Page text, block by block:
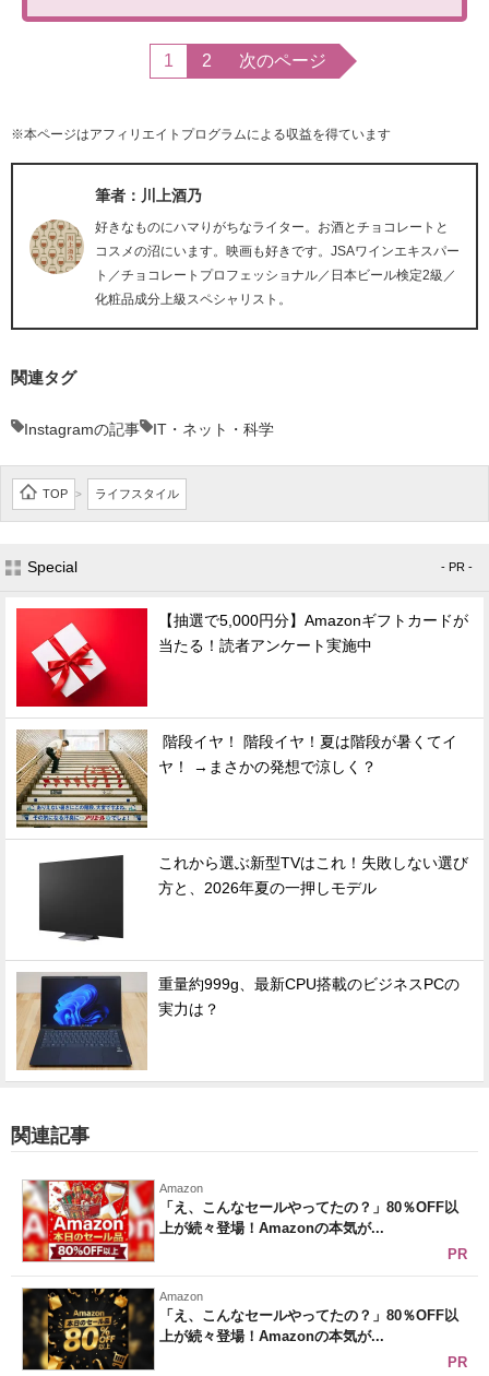
1 2 次のページ
※本ページはアフィリエイトプログラムによる収益を得ています
筆者：川上酒乃
好きなものにハマりがちなライター。お酒とチョコレートと
コスメの沼にいます。映画も好きです。JSAワインエキスパー
ト／チョコレートプロフェッショナル／日本ビール検定2級／
化粧品成分上級スペシャリスト。
関連タグ
Instagramの記事 IT・ネット・科学
TOP > ライフスタイル
Special - PR -
【抽選で5,000円分】Amazonギフトカードが
当たる！読者アンケート実施中
階段イヤ！ 階段イヤ！夏は階段が暑くてイ
ヤ！ →まさかの発想で涼しく？
これから選ぶ新型TVはこれ！失敗しない選び
方と、2026年夏の一押しモデル
重量約999g、最新CPU搭載のビジネスPCの
実力は？
関連記事
Amazon
「え、こんなセールやってたの？」80％OFF以
上が続々登場！Amazonの本気が...
PR
Amazon
「え、こんなセールやってたの？」80％OFF以
上が続々登場！Amazonの本気が...
PR